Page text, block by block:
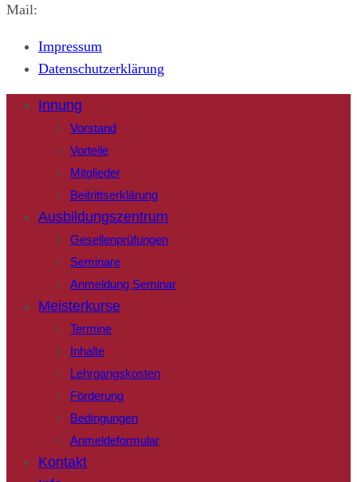
Mail:
Impressum
Datenschutzerklärung
Innung
Vorstand
Vorteile
Mitglieder
Beitrittserklärung
Ausbildungszentrum
Gesellenprüfungen
Seminare
Anmeldung Seminar
Meisterkurse
Termine
Inhalte
Lehrgangskosten
Förderung
Bedingungen
Anmeldeformular
Kontakt